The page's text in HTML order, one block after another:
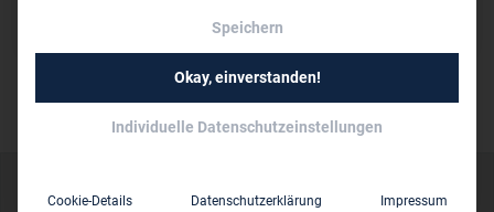
Speichern
Okay, einverstanden!
Individuelle Datenschutzeinstellungen
Cookie-Details Datenschutzerklärung Impressum